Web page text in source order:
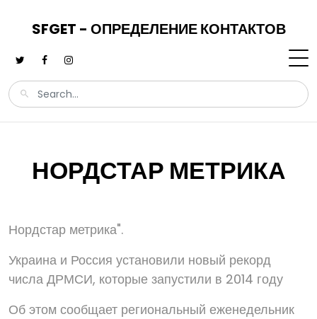
SFGET - ОПРЕДЕЛЕНИЕ КОНТАКТОВ
НОРДСТАР МЕТРИКА
Нордстар метрика".
Украина и Россия установили новый рекорд
числа ДРМСИ, которые запустили в 2014 году
Об этом сообщает региональный еженедельник